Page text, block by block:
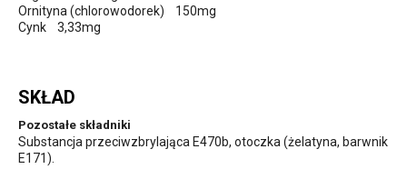
Ornityna (chlorowodorek) 150mg
Cynk 3,33mg
SKŁAD
Pozostałe składniki
Substancja przeciwzbrylająca E470b, otoczka (żelatyna, barwnik
E171).